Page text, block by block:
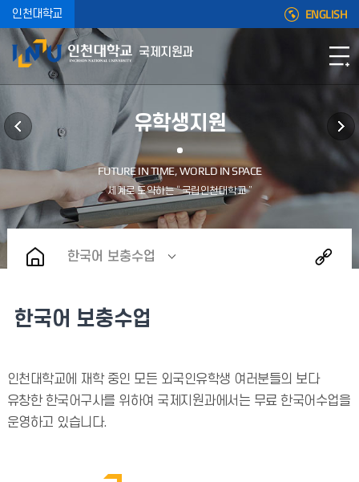
인천대학교 ENGLISH
국제지원과
유학생지원
한국어 보충수업
한국어 보충수업
인천대학교에 재학 중인 모든 외국인유학생 여러분들의 보다
유창한 한국어구사를 위하여 국제지원과에서는 무료 한국어수업을
운영하고 있습니다.